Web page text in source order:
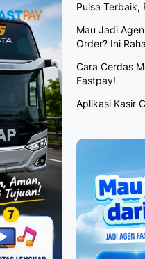
Pulsa Terbaik,
Mau Jadi
Order? Ini
Cara Cerdas
Fastpay!
Aplikasi Kasir